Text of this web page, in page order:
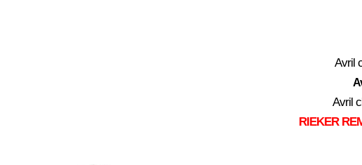
Avril
Avril
RIEKER